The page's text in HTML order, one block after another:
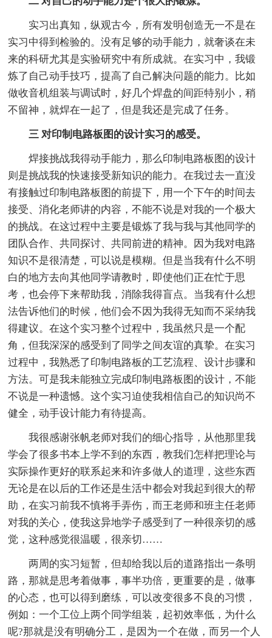
实习出真知，纵观古今，所有发明创造无一不是在
实习中得到检验的。没有足够的动手能力，就奢谈在未
来的科研尤其是实验研究中有所成就。在实习中，我锻
炼了自己动手技巧，提高了自己解决问题的能力。比如
做收音机组装与调试时，好几个焊盘的间距特别小，稍
不留神，就焊在一起了，但是我还是完成了任务。
三 对印制电路板图的设计实习的感受。
焊接挑战我得动手能力，那么印制电路板图的设计
则是挑战我的快速接受新知识的能力。在我过去一直没
有接触过印制电路板图的前提下，用一个下午的时间去
接受、消化老师讲的内容，不能不说是对我的一个极大
的挑战。在这过程中主要是锻炼了我与我与其他同学的
团队合作、共同探讨、共同前进的精神。因为我对电路
知识不是很清楚，可以说是模糊。但是当我有什么不明
白的地方去向其他同学请教时，即使他们正在忙于思
考，也会停下来帮助我，消除我得盲点。当我有什么想
法告诉他们的时候，他们会不因为我得无知而不采纳我
得建议。在这个实习整个过程中，我虽然只是一个配
角，但我深深的感受到了同学之间友谊的真挚。在实习
过程中，我熟悉了印制电路板的工艺流程、设计步骤和
方法。可是我未能独立完成印制电路板图的设计，不能
不说是一种遗憾。这个实习迫使我相信自己的知识尚不
健全，动手设计能力有待提高。
我很感谢张帆老师对我们的细心指导，从他那里我
学会了很多书本上学不到的东西，教我们怎样把理论与
实际操作更好的联系起来和许多做人的道理，这些东西
无论是在以后的工作还是生活中都会对我起到很大的帮
助，在实习前我不慎将手弄伤，而王老师和班主任老师
对我的关心，使我这异地学子感受到了一种很亲切的感
觉，这种感觉很温暖，很亲切……
两周的实习短暂，但却给我以后的道路指出一条明
路，那就是思考着做事，事半功倍，更重要的是，做事
的心态，也可以得到磨练，可以改变很多不良的习惯，
例如：一个工位上两个同学组装，起初效率低，为什么
呢?那就是没有明确分工，是因为一个在做，而另一个人